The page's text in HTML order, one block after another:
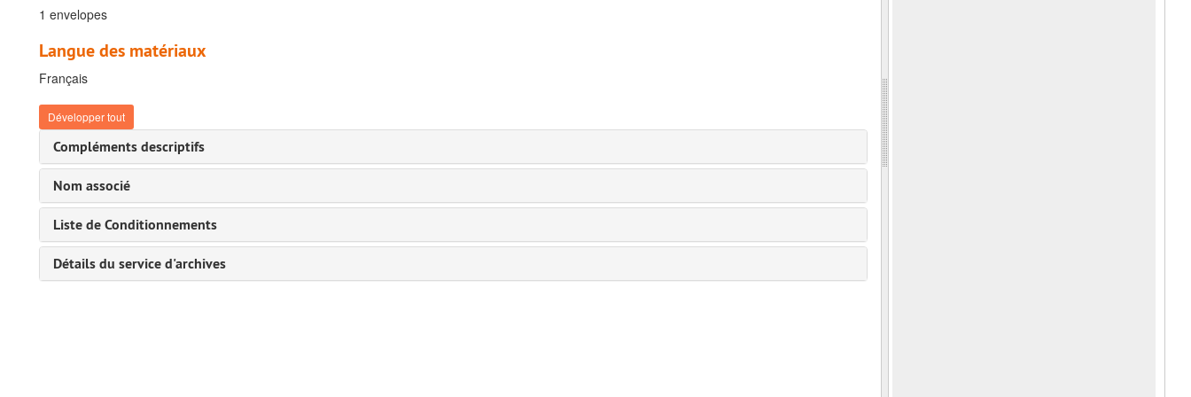
1 envelopes
Langue des matériaux
Français
Développer tout
Compléments descriptifs
Nom associé
Liste de Conditionnements
Détails du service d'archives